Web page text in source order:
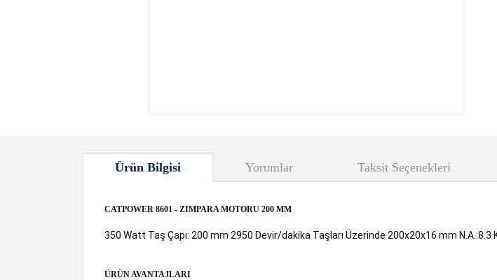
Ürün Bilgisi Yorumlar Taksit Seçenekleri
CATPOWER 8601 - ZIMPARA MOTORU 200 MM
350 Watt Taş Çapı: 200 mm 2950 Devir/dakika Taşları Üzerinde 200x20x16 mm N.A.:8.3
ÜRÜN AVANTAJLARI